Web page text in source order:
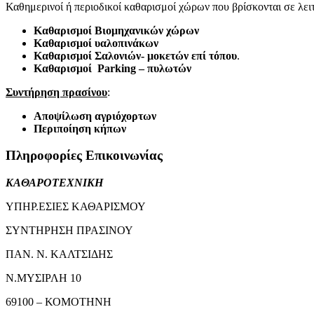
Καθημερινοί ή περιοδικοί καθαρισμοί χώρων που βρίσκονται σε
Καθαρισμοί Βιομηχανικών χώρων
Καθαρισμοί υαλοπινάκων
Καθαρισμοί Σαλονιών- μοκετών επί τόπου.
Καθαρισμοί Parking– πυλωτών
Συντήρηση πρασίνου:
Αποψίλωση αγριόχορτων
Περιποίηση κήπων
Πληροφορίες Επικοινωνίας
ΚΑΘΑΡΟΤΕΧΝΙΚΗ
ΥΠΗΡ.ΕΣΙΕΣ ΚΑΘΑΡΙΣΜΟΥ
ΣΥΝΤΗΡΗΣΗ ΠΡΑΣΙΝΟΥ
ΠΑΝ. Ν. ΚΑΛΤΣΙΔΗΣ
Ν.ΜΥΣΙΡΛΗ 10
69100 – ΚΟΜΟΤΗΝΗ